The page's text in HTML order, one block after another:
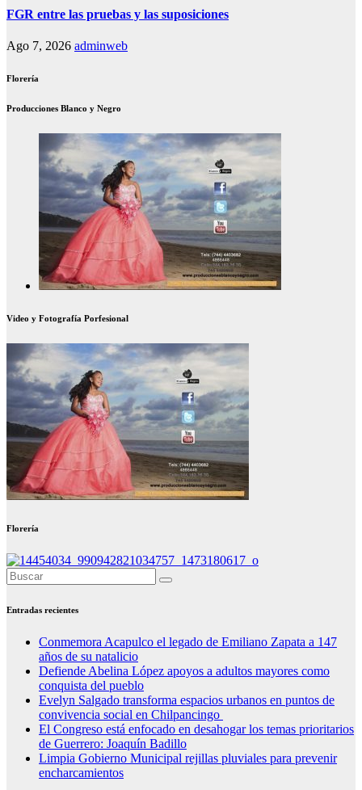
FGR entre las pruebas y las suposiciones
Ago 7, 2026 adminweb
Florería
Producciones Blanco y Negro
Video y Fotografía Porfesional
Florería
Entradas recientes
Conmemora Acapulco el legado de Emiliano Zapata a 147
años de su natalicio
Defiende Abelina López apoyos a adultos mayores como
conquista del pueblo
Evelyn Salgado transforma espacios urbanos en puntos de
convivencia social en Chilpancingo
El Congreso está enfocado en desahogar los temas prioritarios
de Guerrero: Joaquín Badillo
Limpia Gobierno Municipal rejillas pluviales para prevenir
encharcamientos